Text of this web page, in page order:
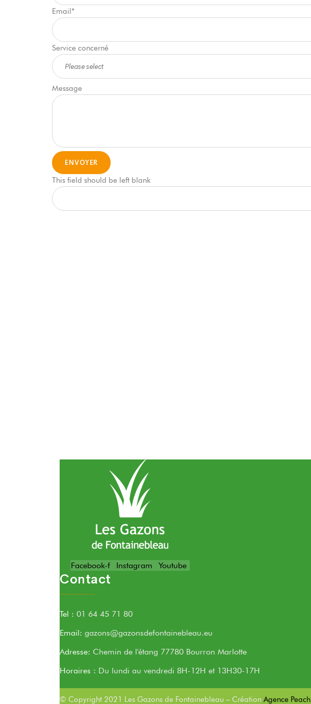
Email*
Service concerné
Message
ENVOYER
This field should be left blank
Facebook-f Instagram Youtube
Contact
Tel : 01 64 45 71 80
Email: gazons@gazonsdefontainebleau.eu
Adresse: Chemin de l'étang 77780 Bourron Marlotte
Horaires : Du lundi au vendredi 8H-12H et 13H30-17H
© Copyright 2021 Les Gazons de Fontainebleau – Création Agence Peach